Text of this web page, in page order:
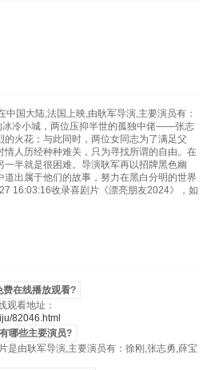
中国大陆,法国上映,由耿军导演,主要演员有：
冰冷小城，两位压抑半世的孤独中佬——张志
的火花；与此同时，两位女同志为了满足父
人历经种种难关，只为寻找所谓的自由。在
半就是很困难。导演耿军再以招牌黑色幽
出属于他们的故事，努力在黑白分明的世界
16:03:16收录喜剧片《漂亮朋友2024》，如
在线播放观看?
观看地址：
82046.html
哪些主要演员?
是由耿军导演,主要演员有：徐刚,张志勇,薛宝